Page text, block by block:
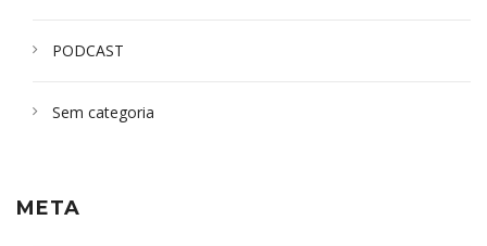
PODCAST
Sem categoria
META